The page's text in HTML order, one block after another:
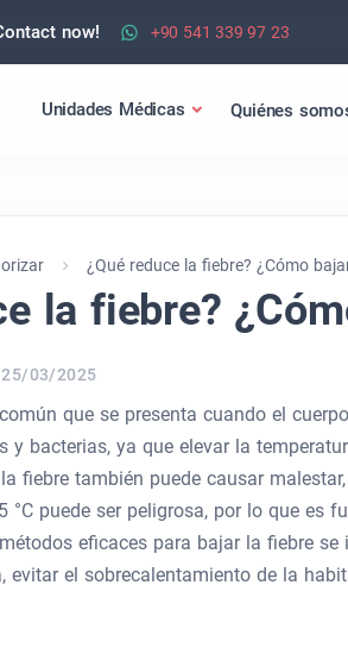
now! +90 541 339 97 23
Unidades Médicas Quiénes
¿Qué reduce la fiebre? ¿Cómo
la fiebre?
25/03/2025
que se presenta cuando el
y bacterias, ya que elevar la
fiebre también puede causar
°C puede ser peligrosa, por lo que es
eficaces para bajar la fiebre
evitar el sobrecalentamiento de la